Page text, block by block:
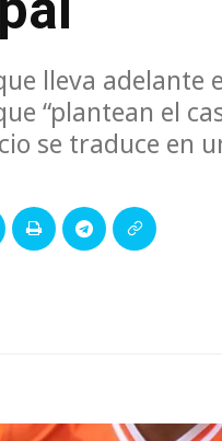
lleva adelante
“plantean el
se traduce en